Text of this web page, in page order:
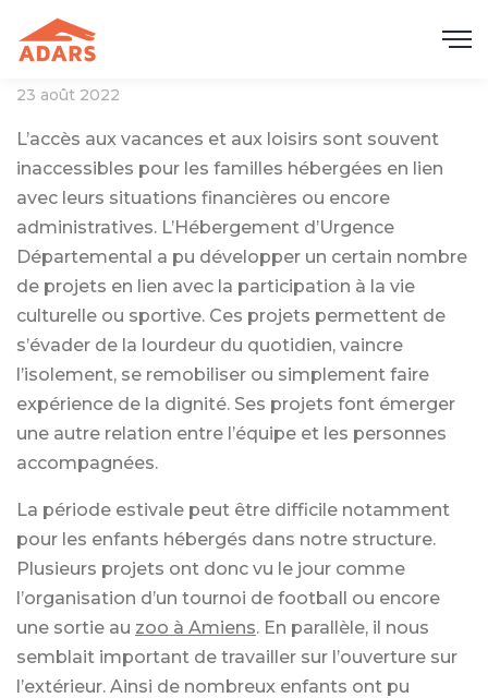
23 août 2022
L’accès aux vacances et aux loisirs sont souvent
inaccessibles pour les familles hébergées en lien
avec leurs situations financières ou encore
administratives. L’Hébergement d’Urgence
Départemental a pu développer un certain nombre
de projets en lien avec la participation à la vie
culturelle ou sportive. Ces projets permettent de
s’évader de la lourdeur du quotidien, vaincre
l’isolement, se remobiliser ou simplement faire
expérience de la dignité. Ses projets font émerger
une autre relation entre l’équipe et les personnes
accompagnées.
La période estivale peut être difficile notamment
pour les enfants hébergés dans notre structure.
Plusieurs projets ont donc vu le jour comme
l’organisation d’un tournoi de football ou encore
une sortie au zoo à Amiens. En parallèle, il nous
semblait important de travailler sur l’ouverture sur
l’extérieur. Ainsi de nombreux enfants ont pu